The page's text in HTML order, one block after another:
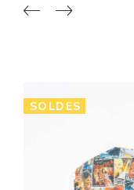
SOLDES